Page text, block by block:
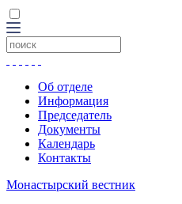
Об отделе
Информация
Председатель
Документы
Календарь
Контакты
Монастырский вестник